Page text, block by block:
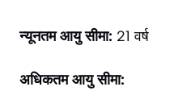
न्यूनतम आयु सीमा: 21 वर्ष
अधिकतम आयु सीमा: